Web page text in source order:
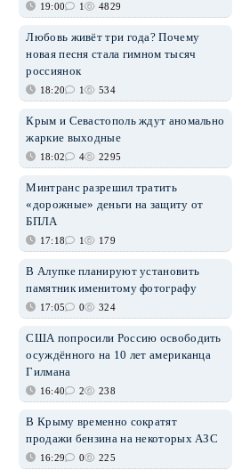
19:00 1 4829
Любовь живёт три года? Почему
новая песня стала гимном тысяч
россиянок
18:20 1 534
Крым и Севастополь ждут аномально
жаркие выходные
18:02 4 2295
Минтранс разрешил тратить
«дорожные» деньги на защиту от
БПЛА
17:18 1 179
В Алупке планируют установить
памятник именитому фотографу
17:05 0 324
США попросили Россию освободить
осуждённого на 10 лет американца
Гилмана
16:40 2 238
В Крыму временно сократят
продажи бензина на некоторых АЗС
16:29 0 225